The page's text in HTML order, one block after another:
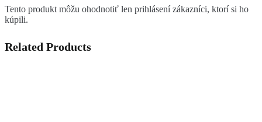
Tento produkt môžu ohodnotiť len prihlásení zákazníci, ktorí si ho
kúpili.
Related Products